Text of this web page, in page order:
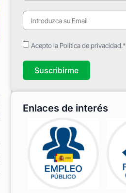
Acepto la Política de privacidad.*
Suscribirme
Enlaces de interés